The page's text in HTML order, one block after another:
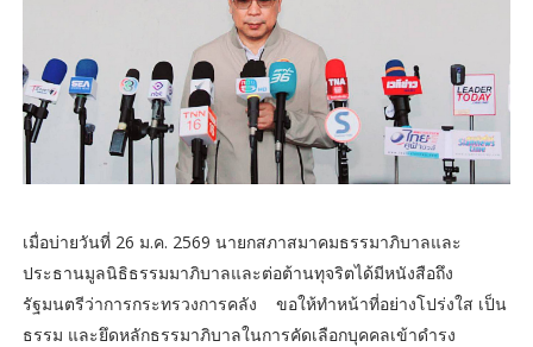
เมื่อบ่ายวันที่ 26 ม.ค. 2569 นายกสภาสมาคมธรรมาภิบาลและ
ประธานมูลนิธิธรรมมาภิบาลและต่อต้านทุจริตได้มีหนังสือถึง
รัฐมนตรีว่าการกระทรวงการคลัง ขอให้ทำหน้าที่อย่างโปร่งใส เป็น
ธรรม และยึดหลักธรรมาภิบาลในการคัดเลือกบุคคลเข้าดำรง